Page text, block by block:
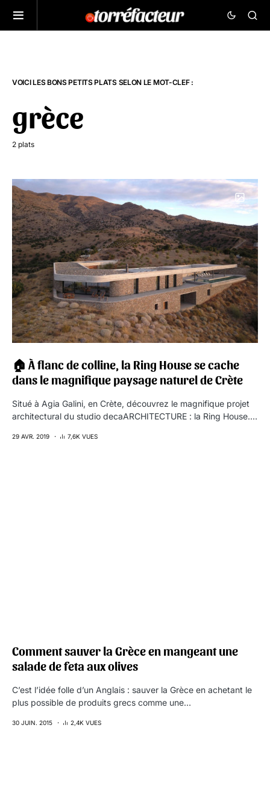
VOICI LES BONS PETITS PLATS SELON LE MOT-CLEF :
grèce
2 plats
🏠 À flanc de colline, la Ring House se cache
dans le magnifique paysage naturel de Crète
Situé à Agia Galini, en Crète, découvrez le magnifique projet
architectural du studio decaARCHITECTURE : la Ring House.…
29 AVR. 2019 7,6K VUES
Comment sauver la Grèce en mangeant une
salade de feta aux olives
C’est l’idée folle d’un Anglais : sauver la Grèce en achetant le
plus possible de produits grecs comme une…
30 JUIN. 2015 2,4K VUES